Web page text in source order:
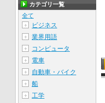
カテゴリ一覧
全て
＋
ビジネス
＋ 業界用語
＋ コンピュータ
＋ 電車
＋ 自動車・バイク
＋ 船
＋ 工学